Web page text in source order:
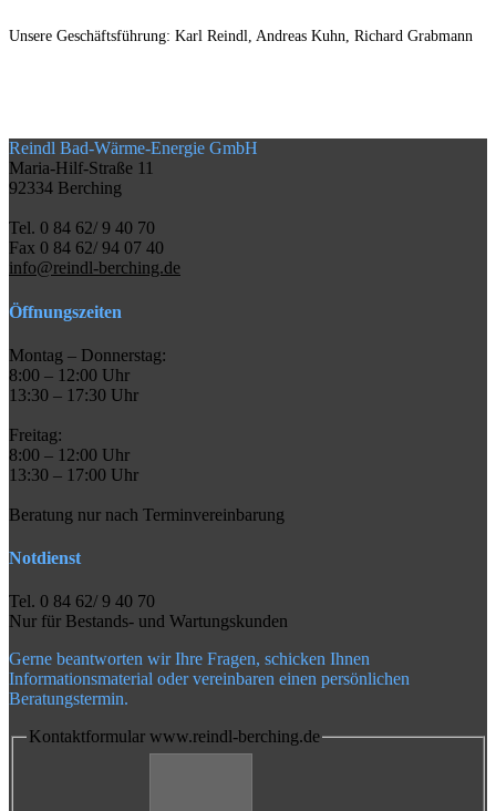
Unsere Geschäftsführung: Karl Reindl, Andreas Kuhn, Richard Grabmann
Reindl Bad-Wärme-Energie GmbH
Maria-Hilf-Straße 11
92334 Berching
Tel. 0 84 62/ 9 40 70
Fax 0 84 62/ 94 07 40
info@reindl-berching.de
Öffnungszeiten
Montag – Donnerstag:
8:00 – 12:00 Uhr
13:30 – 17:30 Uhr
Freitag:
8:00 – 12:00 Uhr
13:30 – 17:00 Uhr
Beratung nur nach Terminvereinbarung
Notdienst
Tel. 0 84 62/ 9 40 70
Nur für Bestands- und Wartungskunden
Gerne beantworten wir Ihre Fragen, schicken Ihnen
Informationsmaterial oder vereinbaren einen persönlichen
Beratungstermin.
Kontaktformular www.reindl-berching.de